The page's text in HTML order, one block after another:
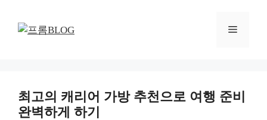
메
최고의 캐리어 가방 추천으로 여행 준비
완벽하게 하기